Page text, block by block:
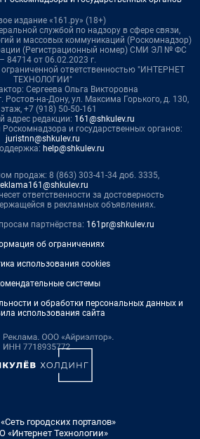
издание «161.ру» (18+)
службой по надзору в сфере связи,
и массовых коммуникаций (Роскомнадзор)
(Регистрационный номер) СМИ ЭЛ № ФС
84714 от 06.02.2023 г.
ответственностью "ИНТЕРНЕТ
ТЕХНОЛОГИИ"
Сергеева Ольга Викторовна
Ростов-на-Дону, ул. Максима Горького, д. 130,
+7 (918) 50-50-161
адрес редакции: 161@shkulev.ru
и государственных органов:
juristnn@shkulev.ru
help@shkulev.ru
продаж: 8 (863) 303-41-34 доб. 3335,
ответственности за достоверность
в рекламных объявлениях.
партнёрства: 161pr@shkulev.ru
об ограничениях
использования cookies
системы
и обработки персональных данных и
использования сайта
городских порталов»
«Интернет Технологии»